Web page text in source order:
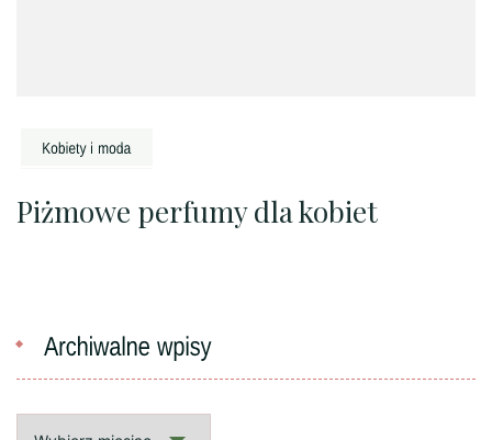
Piżmowe perfumy dla kobiet